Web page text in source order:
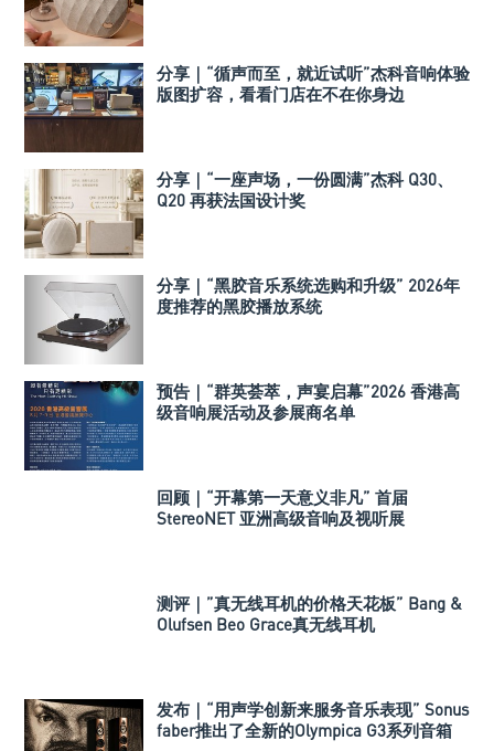
分享｜“循声而至，就近试听”杰科音响体验
版图扩容，看看门店在不在你身边
分享｜“一座声场，一份圆满”杰科 Q30、
Q20 再获法国设计奖
分享｜“黑胶音乐系统选购和升级” 2026年
度推荐的黑胶播放系统
预告｜“群英荟萃，声宴启幕”2026 香港高
级音响展活动及参展商名单
回顾｜“开幕第一天意义非凡” 首届
StereoNET 亚洲高级音响及视听展
测评｜”真无线耳机的价格天花板” Bang &
Olufsen Beo Grace真无线耳机
发布｜“用声学创新来服务音乐表现” Sonus
faber推出了全新的Olympica G3系列音箱